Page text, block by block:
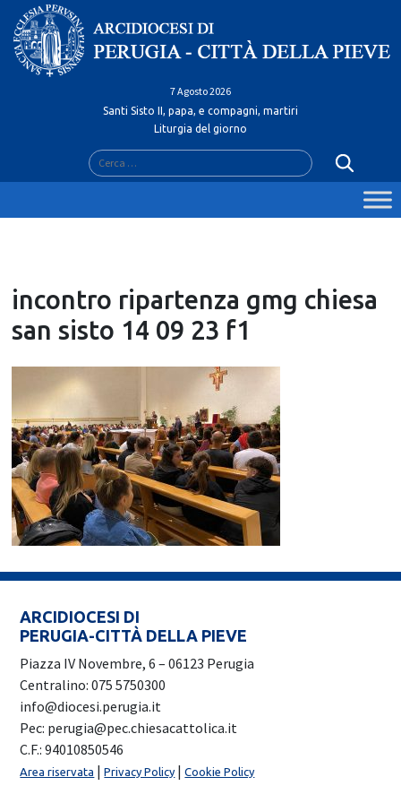
Skip
content
7 Agosto 2026
Santi Sisto II, papa, e compagni, martiri
Liturgia del giorno
Ricerca
per:
incontro ripartenza gmg chiesa
san sisto 14 09 23 f1
ARCIDIOCESI DI
PERUGIA-CITTÀ DELLA PIEVE
Piazza IV Novembre, 6 – 06123 Perugia
Centralino: 075 5750300
info@diocesi.perugia.it
Pec: perugia@pec.chiesacattolica.it
C.F.: 94010850546
Area riservata |Privacy Policy |Cookie Policy